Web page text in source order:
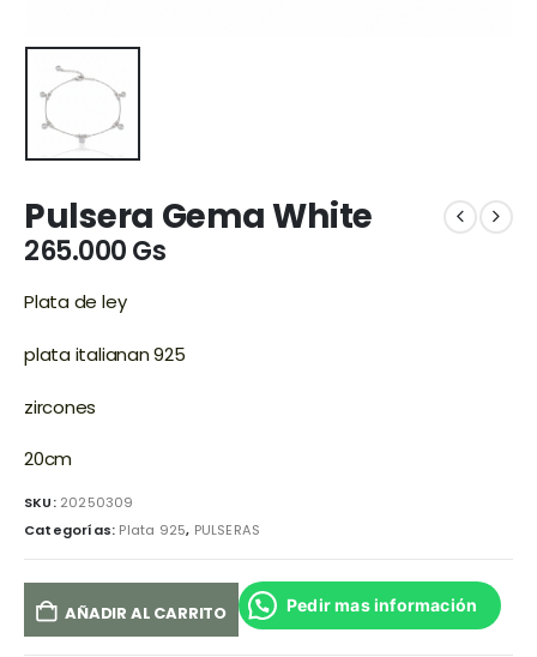
Pulsera Gema White
265.000Gs
Plata de ley
plata italianan 925
zircones
20cm
SKU: 20250309
Categorías: Plata 925, PULSERAS
AÑADIR AL CARRITO Pedir mas información